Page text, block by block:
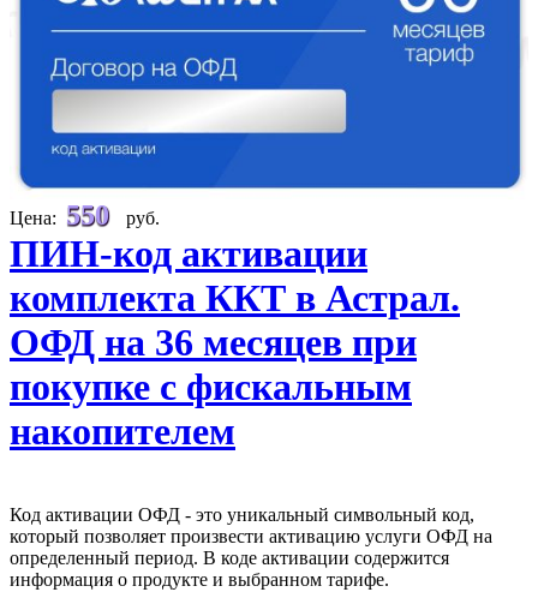
Цена: 550 руб.
ПИН-код активации
комплекта ККТ в Астрал.
ОФД на 36 месяцев при
покупке с фискальным
накопителем
Код активации ОФД - это уникальный символьный код,
который позволяет произвести активацию услуги ОФД на
определенный период. В коде активации содержится
информация о продукте и выбранном тарифе.